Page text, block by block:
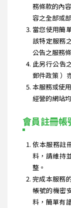
務條款的內
容之全部或
當您使用簡
該特定服務
公告之服務
此另行公告
郵件政策 ）
本服務或使
經營的網站
會員註冊
依本服務註
料，請維持
整。
完成本服務
帳號的機密
料，簡單有